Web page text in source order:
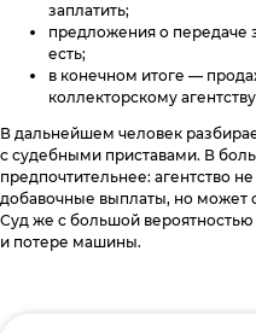
заплатить;
предложения о передаче
есть;
в конечном итоге —
коллекторскому
В дальнейшем человек
с судебными приставами. В
предпочтительнее: агентство
добавочные выплаты, но может
Суд же с большой
и потере машины.